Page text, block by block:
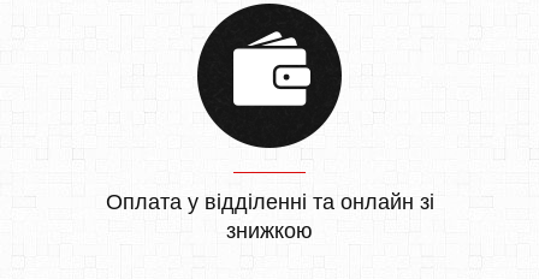
Оплата у відділенні та онлайн зі
знижкою